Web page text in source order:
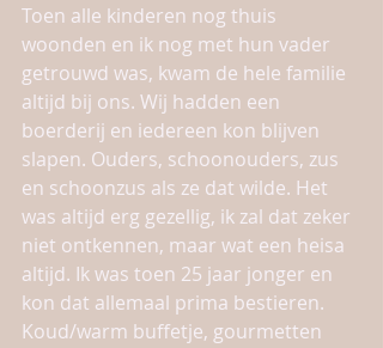
Toen alle kinderen nog thuis
woonden en ik nog met hun vader
getrouwd was, kwam de hele familie
altijd bij ons. Wij hadden een
boerderij en iedereen kon blijven
slapen. Ouders, schoonouders, zus
en schoonzus als ze dat wilde. Het
was altijd erg gezellig, ik zal dat zeker
niet ontkennen, maar wat een heisa
altijd. Ik was toen 25 jaar jonger en
kon dat allemaal prima bestieren.
Koud/warm buffetje, gourmetten